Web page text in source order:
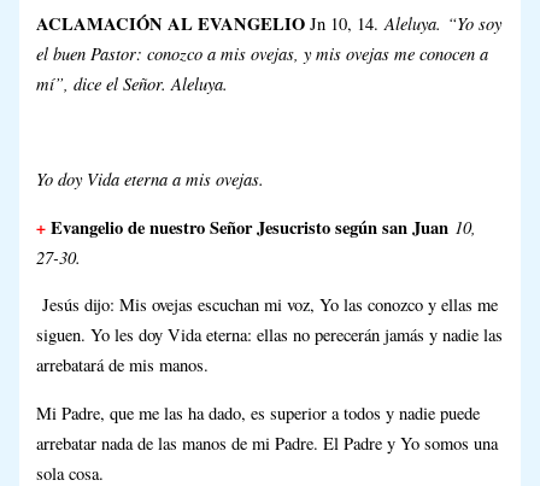
ACLAMACIÓN AL EVANGELIO Jn 10, 14.Aleluya. “Yo soy
el buen Pastor: conozco a mis ovejas, y mis ovejas me conocen a
mí”, dice el Señor. Aleluya.
Yo doy Vida eterna a mis ovejas.
+Evangelio de nuestro Señor Jesucristo según san Juan 10,
27-30.
Jesús dijo: Mis ovejas escuchan mi voz, Yo las conozco y ellas me
siguen. Yo les doy Vida eterna: ellas no perecerán jamás y nadie las
arrebatará de mis manos.
Mi Padre, que me las ha dado, es superior a todos y nadie puede
arrebatar nada de las manos de mi Padre. El Padre y Yo somos una
sola cosa.